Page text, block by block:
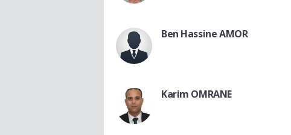
Ben Hassine AMOR
Karim OMRANE